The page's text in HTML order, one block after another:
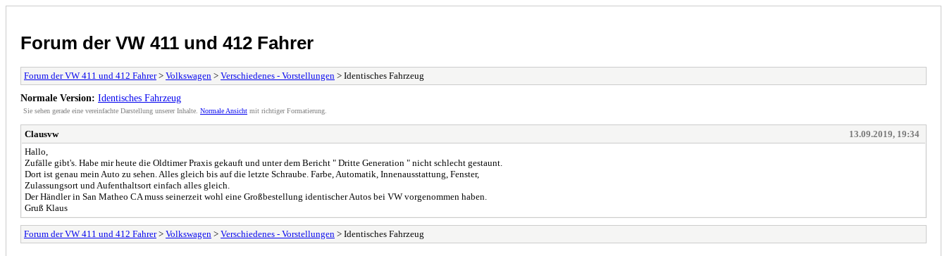
Forum der VW 411 und 412 Fahrer
Forum der VW 411 und 412 Fahrer> Volkswagen > Verschiedenes - Vorstellungen > Identisches Fahrzeug
Normale Version: Identisches Fahrzeug
Sie sehen gerade eine vereinfachte Darstellung unserer Inhalte. Normale Ansicht mit richtiger Formatierung.
Clausvw
13.09.2019, 19:34
Hallo,
Zufälle gibt's. Habe mir heute die Oldtimer Praxis gekauft und unter dem Bericht " Dritte Generation " nicht schlecht gestaunt.
Dort ist genau mein Auto zu sehen. Alles gleich bis auf die letzte Schraube. Farbe, Automatik, Innenausstattung, Fenster,
Zulassungsort und Aufenthaltsort einfach alles gleich.
Der Händler in San Matheo CA muss seinerzeit wohl eine Großbestellung identischer Autos bei VW vorgenommen haben.
Gruß Klaus
Forum der VW 411 und 412 Fahrer> Volkswagen > Verschiedenes - Vorstellungen > Identisches Fahrzeug